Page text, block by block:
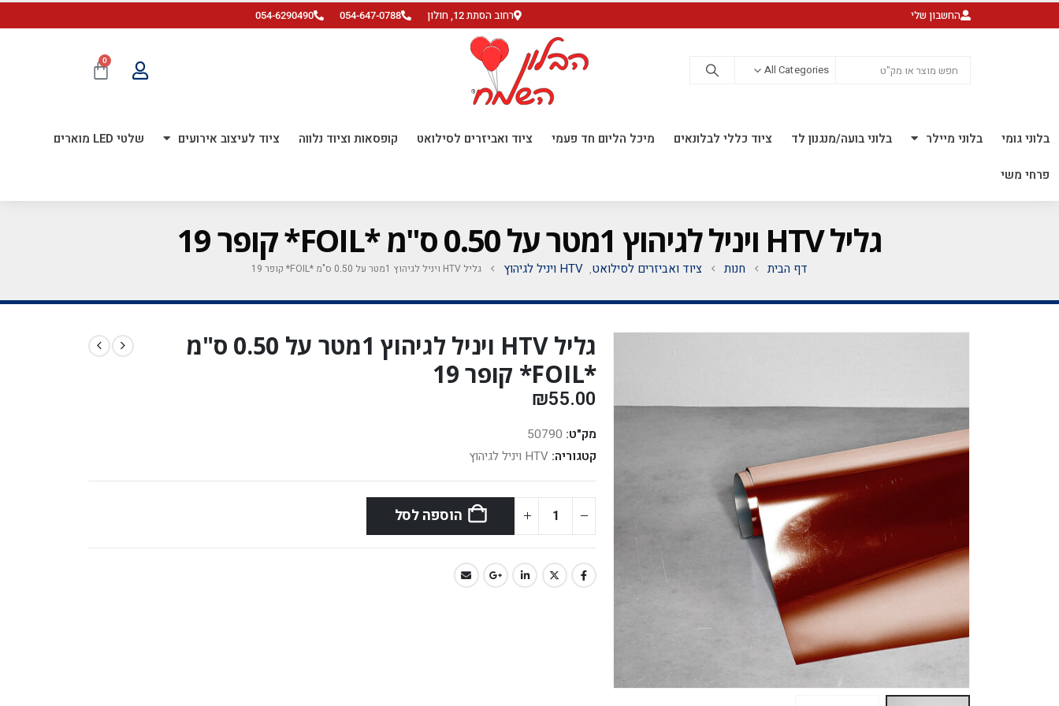
החשבון שלי רחוב הסתת 12, חולון 054-647-0788
054-6290490
All Categories
0
בלוני גומי בלוני מיילר בלוני בועה/מנגנון לד ציוד כללי לבלונאים מיכל הליום חד פעמי ציוד ואביזרים לסילואט קופסאות וציוד נלווה ציוד לעיצוב אירועים שלטי LED מוארים
פרחי משי
גליל HTV ויניל לגיהוץ 1מטר על 0.50 ס"מ *FOIL* קופר 19
דף הבית חנות ציוד ואביזרים לסילואט, HTV ויניל לגיהוץ גליל HTV ויניל לגיהוץ 1מטר על 0.50 ס"מ *FOIL* קופר 19
גליל HTV ויניל לגיהוץ 1מטר על 0.50 ס"מ
*FOIL* קופר 19
₪55.00
מק"ט: 50790
קטגוריה: HTV ויניל לגיהוץ
הוספה לסל